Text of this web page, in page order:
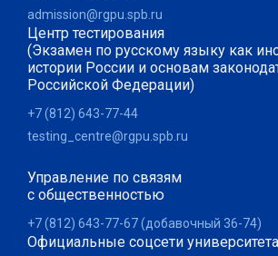
admission@rgpu.spb.ru
Центр тестирования
(Экзамен по русскому языку как
истории России и основам
Российской Федерации)
+7 (812) 643-77-44
testing_centre@rgpu.spb.ru
Управление по связям
с общественностью
+7 (812) 643-77-67 (добавочный 36-74)
Официальные соцсети университета